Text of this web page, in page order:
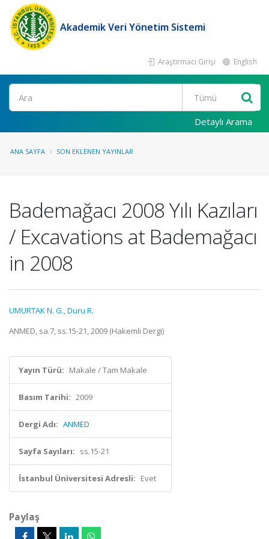
Akademik Veri Yönetim Sistemi
Araştırmacı Girişi English
Ara
Detaylı Arama
ANA SAYFA SON EKLENEN YAYINLAR
Bademağacı 2008 Yılı Kazıları
/ Excavations at Bademağacı
in 2008
UMURTAK N. G.,Duru R.
ANMED, sa.7, ss.15-21, 2009 (Hakemli Dergi)
Yayın Türü: Makale / Tam Makale
Basım Tarihi: 2009
Dergi Adı: ANMED
Sayfa Sayıları: ss.15-21
İstanbul Üniversitesi Adresli: Evet
Paylaş